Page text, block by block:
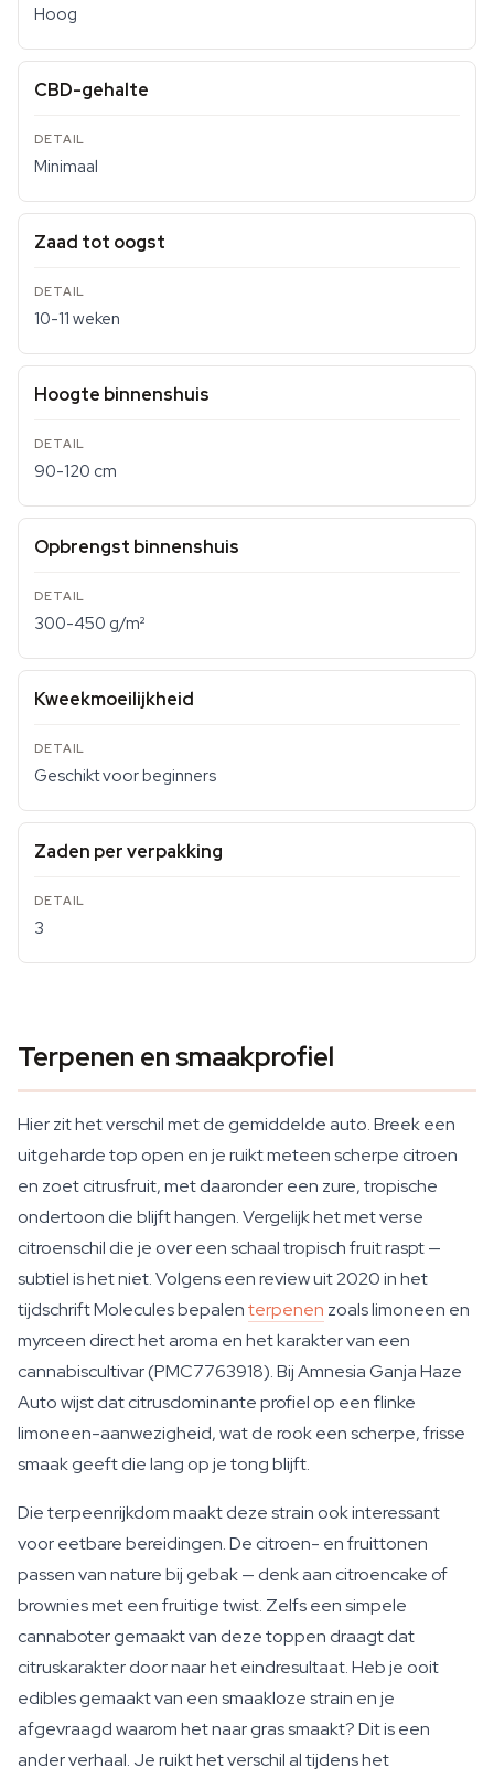
Hoog
CBD-gehalte
Minimaal
Zaad tot oogst
10-11 weken
Hoogte binnenshuis
90-120 cm
Opbrengst binnenshuis
300-450 g/m²
Kweekmoeilijkheid
Geschikt voor beginners
Zaden per verpakking
3
Terpenen en smaakprofiel
Hier zit het verschil met de gemiddelde auto. Breek een
uitgeharde top open en je ruikt meteen scherpe citroen
en zoet citrusfruit, met daaronder een zure, tropische
ondertoon die blijft hangen. Vergelijk het met verse
citroenschil die je over een schaal tropisch fruit raspt —
subtiel is het niet. Volgens een review uit 2020 in het
tijdschrift Molecules bepalenterpenen zoals limoneen en
myrceen direct het aroma en het karakter van een
cannabiscultivar (PMC7763918). Bij Amnesia Ganja Haze
Auto wijst dat citrusdominante profiel op een flinke
limoneen-aanwezigheid, wat de rook een scherpe, frisse
smaak geeft die lang op je tong blijft.
Die terpeenrijkdom maakt deze strain ook interessant
voor eetbare bereidingen. De citroen- en fruittonen
passen van nature bij gebak — denk aan citroencake of
brownies met een fruitige twist. Zelfs een simpele
cannaboter gemaakt van deze toppen draagt dat
citruskarakter door naar het eindresultaat. Heb je ooit
edibles gemaakt van een smaakloze strain en je
afgevraagd waarom het naar gras smaakt? Dit is een
ander verhaal. Je ruikt het verschil al tijdens het